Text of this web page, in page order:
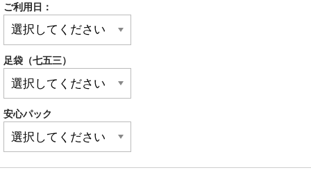
ご利用日：
足袋（七五三）
安心パック